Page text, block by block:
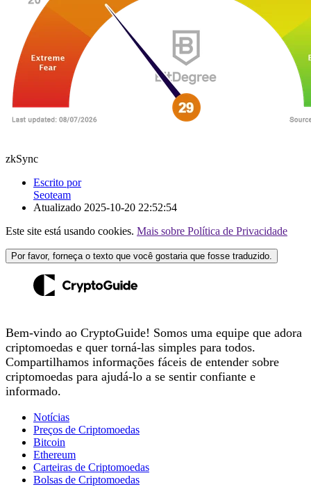
zkSync
Escrito por
Seoteam
Atualizado 2025-10-20 22:52:54
Este site está usando cookies. Mais sobre Política de Privacidade
Por favor, forneça o texto que você gostaria que fosse traduzido.
Bem-vindo ao CryptoGuide! Somos uma equipe que adora
criptomoedas e quer torná-las simples para todos.
Compartilhamos informações fáceis de entender sobre
criptomoedas para ajudá-lo a se sentir confiante e
informado.
Notícias
Preços de Criptomoedas
Bitcoin
Ethereum
Carteiras de Criptomoedas
Bolsas de Criptomoedas